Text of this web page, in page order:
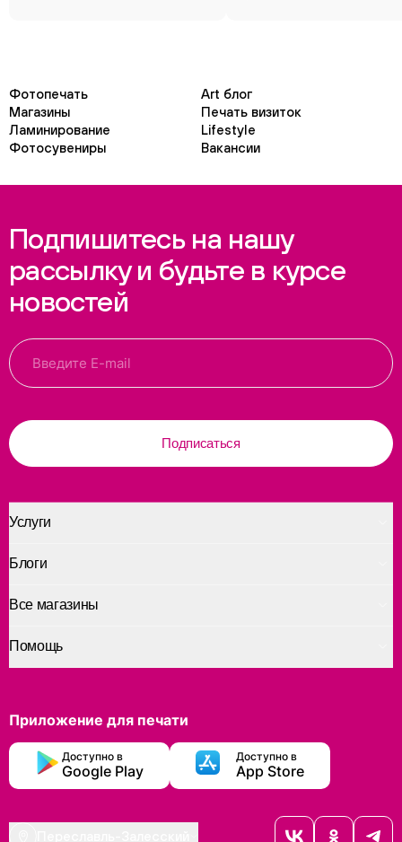
Фотопечать
Art блог
Магазины
Печать визиток
Ламинирование
Lifestyle
Фотосувениры
Вакансии
Подпишитесь на нашу
рассылку и будьте в курсе
новостей
Подписаться
Услуги
Помощь
Блоги
Все магазины
Приложение для печати
Доступно в
Google Play
Доступно в
App Store